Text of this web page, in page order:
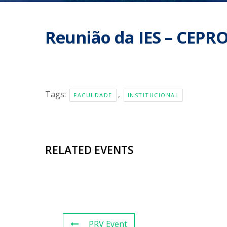
Reunião da IES –
Tags: FACULDADE , INSTITUCIONAL
RELATED EVENTS
PRV Event